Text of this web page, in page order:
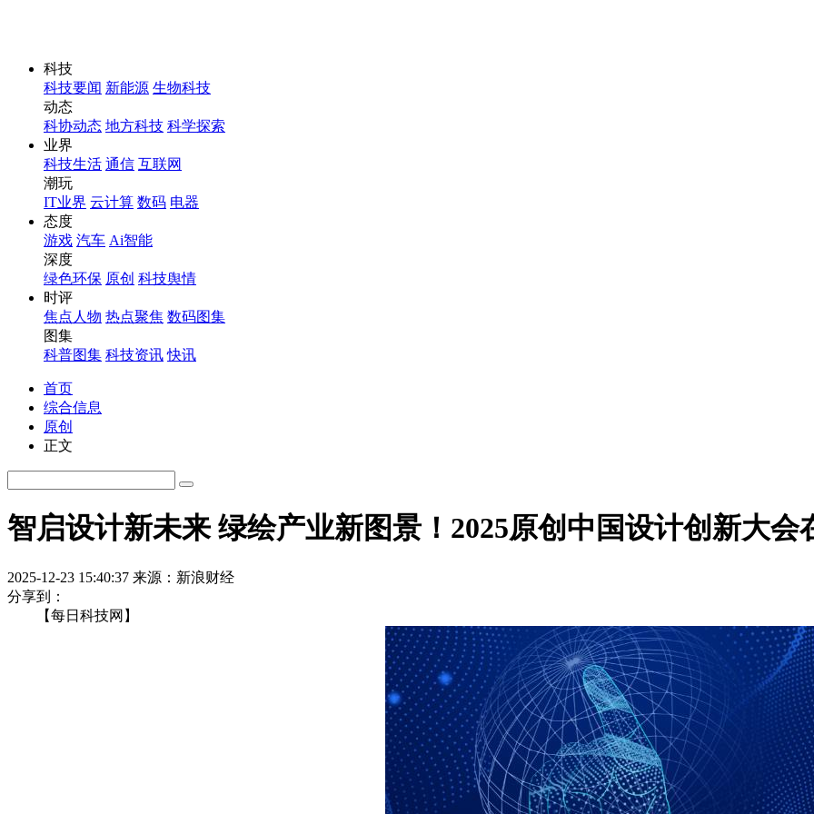
科技
科技要闻 新能源 生物科技
动态
科协动态 地方科技 科学探索
业界
科技生活 通信 互联网
潮玩
IT业界 云计算 数码 电器
态度
游戏 汽车 Ai智能
深度
绿色环保 原创 科技舆情
时评
焦点人物 热点聚焦 数码图集
图集
科普图集 科技资讯 快讯
首页
综合信息
原创
正文
智启设计新未来 绿绘产业新图景！2025原创中国设计创新大会
2025-12-23 15:40:37 来源：新浪财经
分享到：
【每日科技网】